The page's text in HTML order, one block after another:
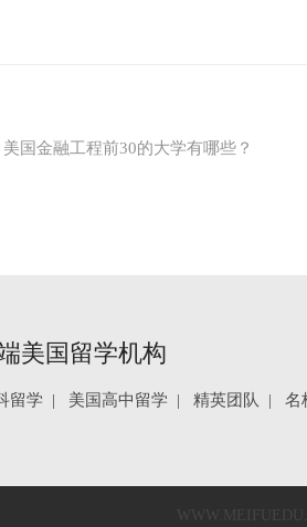
国金融工程前30的大学有哪些？
美国留学机构
留学 | 美国高中留学 | 精英团队 | 名